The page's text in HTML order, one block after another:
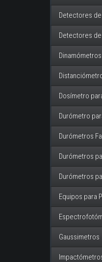
Detectores de
Detectores
Dinamómetros
Dosímetro
Durómetro
Durómetros
Durómetros
Durómetros
Equipos para
Gaussimetros